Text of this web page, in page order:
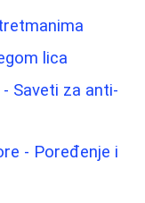
lica
Saveti za anti-
- Poređenje i